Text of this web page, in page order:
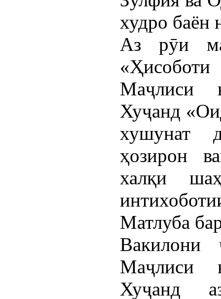
худро баён
Аз рӯи
Маҷлиси
Хуҷанд
хушунат
ҳозирон
халқи
Матлуба
Вакилони
Маҷлиси
Хуҷанд